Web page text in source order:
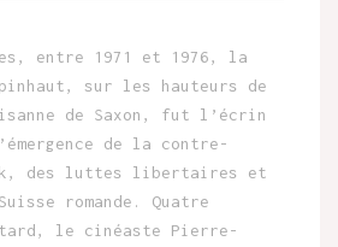
entre 1971 et 1976, la
sur les hauteurs de
de Saxon, fut l’écrin
de la contre-
des luttes libertaires et
romande. Quatre
tard, le cinéaste Pierre-